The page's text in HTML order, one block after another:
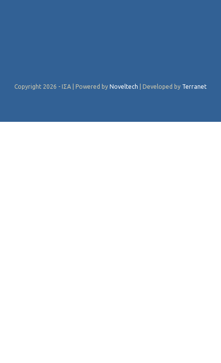
Copyright 2026 - ΙΣΑ | Powered by Noveltech | Developed by Terranet